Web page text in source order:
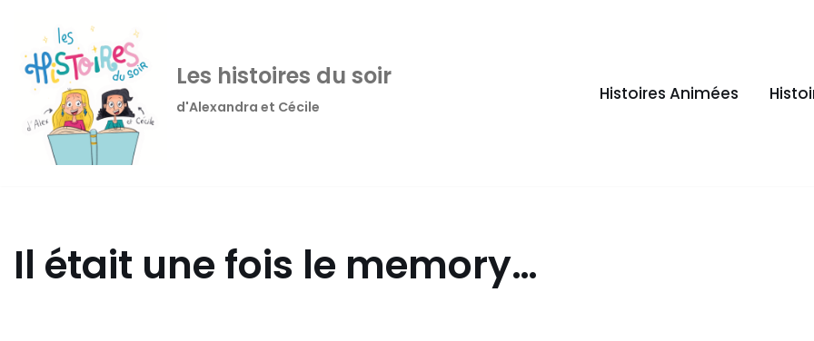
Aller
au
contenu
Les histoires du soir
d'Alexandra et Cécile
Histoires Animées
Il était une fois le memory…